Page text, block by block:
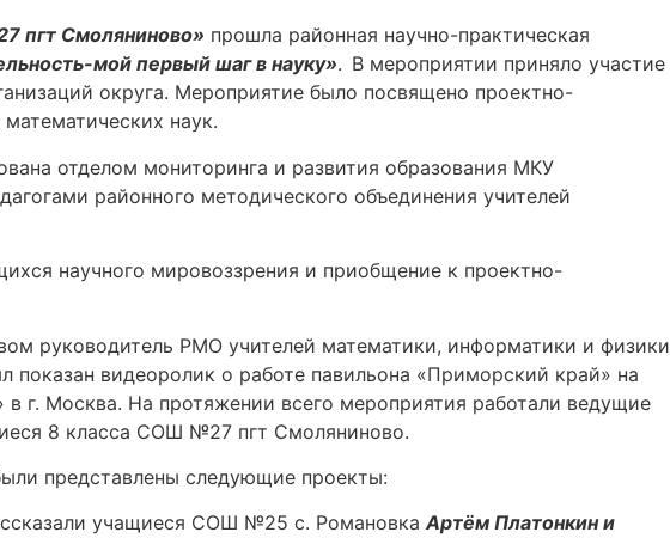
Смоляниново» прошла районная научно-практическая
мой первый шаг в науку». В мероприятии приняло участие
округа. Мероприятие было посвящено проектно-
наук.
отделом мониторинга и развития образования МКУ
районного методического объединения учителей
научного мировоззрения и приобщение к проектно-
руководитель РМО учителей математики, информатики и физики
видеоролик о работе павильона «Приморский край» на
г. Москва. На протяжении всего мероприятия работали ведущие
8 класса СОШ №27 пгт Смоляниново.
представлены следующие проекты:
учащиеся СОШ №25 с. РомановкаАртём Платонкин и